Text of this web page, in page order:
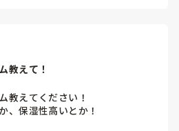
てもらっていました。（たしかピュ
ですが、間違っているかもです）
なことも一度試されてはいかがでし
教えて！
教えてください！
、保湿性高いとか！